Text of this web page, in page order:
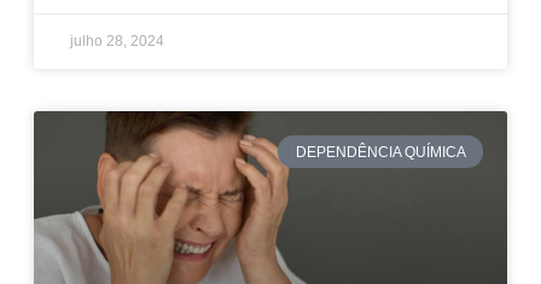
julho 28, 2024
DEPENDÊNCIA QUÍMICA